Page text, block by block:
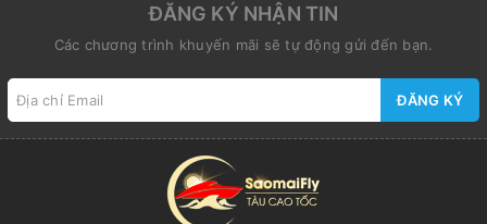
ĐĂNG KÝ NHẬN TIN
Các chương trình khuyến mãi sẽ tự động gửi đến bạn.
ĐĂNG KÝ